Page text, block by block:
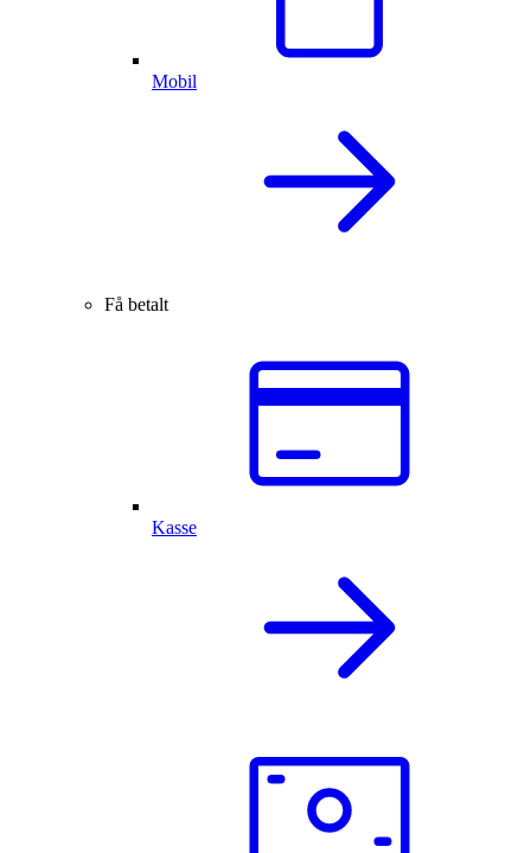
Mobil
Få betalt
Kasse